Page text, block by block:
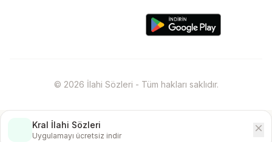
© 2026 İlahi Sözleri - Tüm hakları saklıdır.
Kral İlahi Sözleri
Uygulamayı ücretsiz indir
close